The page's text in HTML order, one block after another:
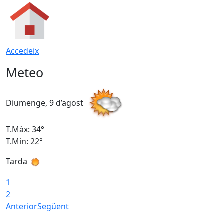
Accedeix
Meteo
Diumenge, 9 d’agost
T.Màx: 34°
T.Min: 22°
Tarda
1
2
AnteriorSegüent